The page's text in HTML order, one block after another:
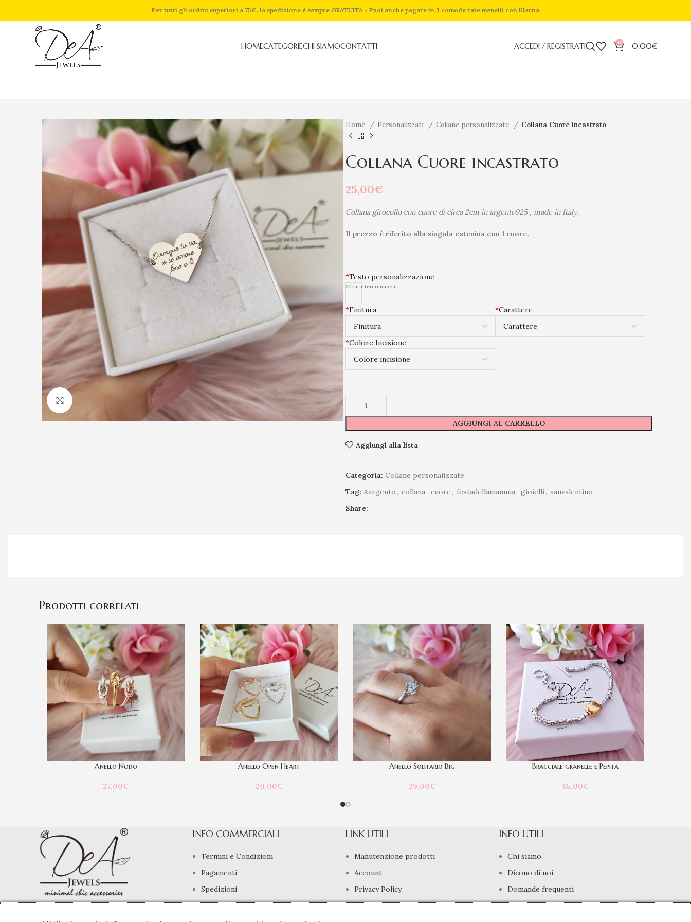
Per tutti gli ordini superiori a 75€, la spedizione è sempre GRATUITA - Puoi anche pagare in 3 comode rate mensili con Klarna
HOMECATEGORIECHI SIAMOCONTATTI ACCEDI / REGISTRATI 0 0,00€
Home Personalizzati Collane personalizzate Collana Cuore incastrato
Collana Cuore incastrato
25,00€
Collana girocollo con cuore di circa 2cm in argento925 , made in Italy.
Il prezzo è riferito alla singola catenina con 1 cuore.
*Testo personalizzazione
30caratteri rimanenti
*Finitura *Carattere
*Colore Incisione
AGGIUNGI AL CARRELLO
Aggiungi alla lista
Categoria: Collane personalizzate
Tag: Aargento, collana, cuore, festadellamamma, gioielli, sanvalentino
Share:
Prodotti correlati
Anello Nodo
27,00€
Anello Open Heart
20,00€
Anello Solitario Big
29,00€
Bracciale granelle e Pepita
65,00€
info@deajewels.it
INFO COMMERCIALI
Termini e Condizioni
Pagamenti
Spedizioni
Diritto di Recesso
LINK UTILI
Manutenzione prodotti
Account
Privacy Policy
Gestione cookie
INFO UTILI
Chi siamo
Dicono di noi
Domande frequenti
Contatti